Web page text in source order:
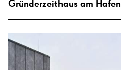
Gründerzeithaus am Hafen